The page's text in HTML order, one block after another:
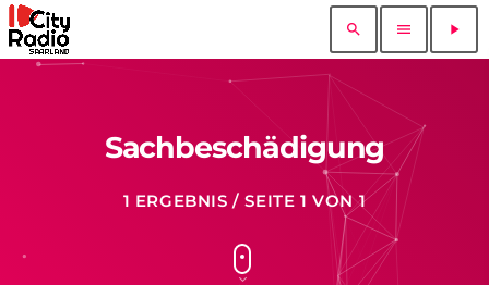
search menu play_arrow
Sachbeschädigung
1 ERGEBNIS / SEITE 1 VON 1